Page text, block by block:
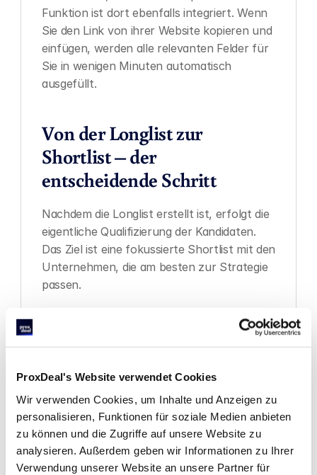
ProxDeal's Website verwendet Cookies
Wir verwenden Cookies, um Inhalte und Anzeigen zu
personalisieren, Funktionen für soziale Medien anbieten
zu können und die Zugriffe auf unsere Website zu
analysieren. Außerdem geben wir Informationen zu Ihrer
Verwendung unserer Website an unsere Partner für
Funktion ist dort ebenfalls integriert. Wenn
Sie den Link von ihrer Website kopieren und
einfügen, werden alle relevanten Felder für
Sie in wenigen Minuten automatisch
ausgefüllt.
Von der Longlist zur
Shortlist – der
entscheidende Schritt
Nachdem die Longlist erstellt ist, erfolgt die
eigentliche Qualifizierung der Kandidaten.
Das Ziel ist eine fokussierte Shortlist mit den
Unternehmen, die am besten zur Strategie
passen.
Kriterien wirklich wichtig sind:
Strategische Passung, z.B.
Produktportfolio, Marktpräsenz,
Synergien